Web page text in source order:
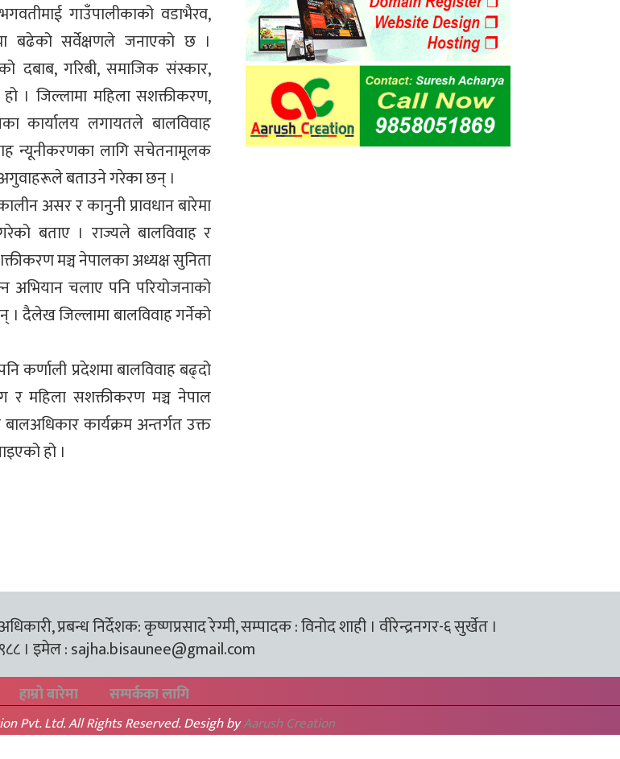
गाउँपालीकाको वडाभैरव,
बढेको सर्वेक्षणले जनाएको छ ।
दबाब, गरिबी, समाजिक संस्कार,
। जिल्लामा महिला सशक्तीकरण,
कार्यालय लगायतले बालविवाह
न्यूनीकरणका लागि सचेतनामूलक
बताउने गरेका छन् ।
असर र कानुनी प्रावधान बारेमा
बताए । राज्यले बालविवाह र
मञ्च नेपालका अध्यक्ष सुनिता
अभियान चलाए पनि परियोजनाको
। दैलेख जिल्लामा बालविवाह गर्नेको
कर्णाली प्रदेशमा बालविवाह बढ्दो
महिला सशक्तीकरण मञ्च नेपाल
कार्यक्रम अन्तर्गत उक्त
हो ।
प्रबन्ध निर्देशक: कृष्णप्रसाद रेग्मी, सम्पादक : विनोद शाही । वीरेन्द्रनगर-६ सुर्खेत ।
। इमेल :sajha.bisaunee@gmail.com
हाम्रो बारेमा सम्पर्कका लागि
Pvt. Ltd. All Rights Reserved. Desigh byAarush Creation